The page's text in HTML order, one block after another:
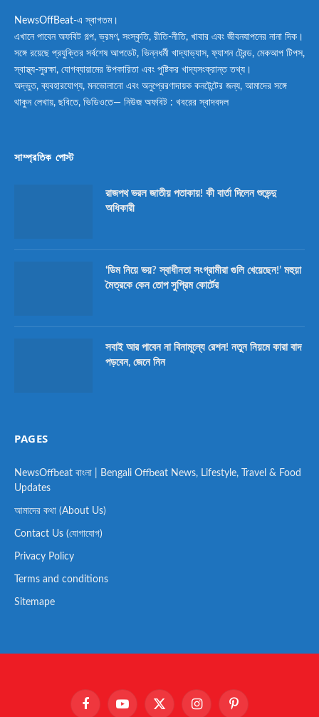
NewsOffBeat-এ স্বাগতম।
এখানে পাবেন অফবিট গল্প, ভ্রমণ, সংস্কৃতি, রীতি-নীতি, খাবার এবং জীবনযাপনের নানা দিক।
সঙ্গে রয়েছে প্রযুক্তির সর্বশেষ আপডেট, ভিন্নধর্মী খাদ্যাভ্যাস, ফ্যাশন ট্রেন্ড, মেকআপ টিপস,
স্বাস্থ্য-সুরক্ষা, যোগব্যায়ামের উপকারিতা এবং পুষ্টিকর খাদ্যসংক্রান্ত তথ্য।
অদ্ভুত, ব্যবহারযোগ্য, মনভোলানো এবং অনুপ্রেরণাদায়ক কনটেন্টের জন্য, আমাদের সঙ্গে
থাকুন লেখায়, ছবিতে, ভিডিওতে— নিউজ অফবিট : খবরের স্বাদবদল
সাম্প্রতিক পোস্ট
রাজপথ ভরল জাতীয় পতাকায়! কী বার্তা দিলেন শুভেন্দু
অধিকারী
‘ডিম নিয়ে ভয়? স্বাধীনতা সংগ্রামীরা গুলি খেয়েছেন!’ মহুয়া
মৈত্রকে কেন তোপ সুপ্রিম কোর্টের
সবাই আর পাবেন না বিনামূল্যে রেশন! নতুন নিয়মে কারা বাদ
পড়বেন, জেনে নিন
PAGES
NewsOffbeat বাংলা | Bengali Offbeat News, Lifestyle, Travel & Food
Updates
আমাদের কথা (About Us)
Contact Us (যোগাযোগ)
Privacy Policy
Terms and conditions
Sitemape
FacebookYouTube X InstagramPinterest